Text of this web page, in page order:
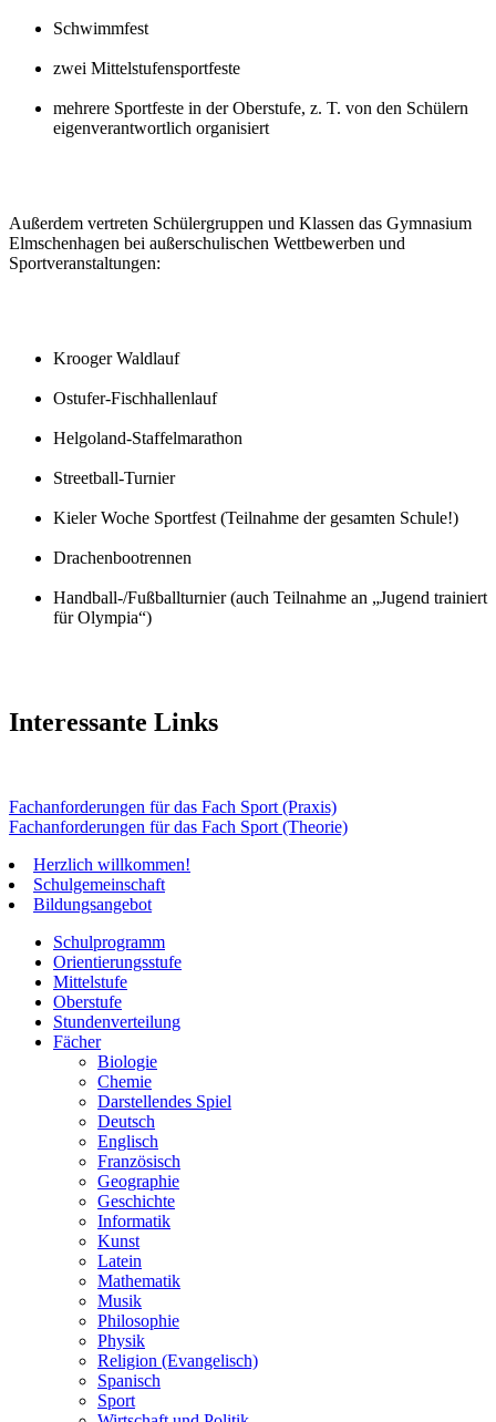
Schwimmfest
zwei Mittelstufensportfeste
mehrere Sportfeste in der Oberstufe, z. T. von den Schülern
eigenverantwortlich organisiert
Außerdem vertreten Schülergruppen und Klassen das Gymnasium
Elmschenhagen bei außerschulischen Wettbewerben und
Sportveranstaltungen:
Krooger Waldlauf
Ostufer-Fischhallenlauf
Helgoland-Staffelmarathon
Streetball-Turnier
Kieler Woche Sportfest (Teilnahme der gesamten Schule!)
Drachenbootrennen
Handball-/Fußballturnier (auch Teilnahme an „Jugend trainiert
für Olympia“)
Interessante Links
Fachanforderungen für das Fach Sport (Praxis)
Fachanforderungen für das Fach Sport (Theorie)
Herzlich willkommen!
Schulgemeinschaft
Bildungsangebot
Schulprogramm
Orientierungsstufe
Mittelstufe
Oberstufe
Stundenverteilung
Fächer
Biologie
Chemie
Darstellendes Spiel
Deutsch
Englisch
Französisch
Geographie
Geschichte
Informatik
Kunst
Latein
Mathematik
Musik
Philosophie
Physik
Religion (Evangelisch)
Spanisch
Sport